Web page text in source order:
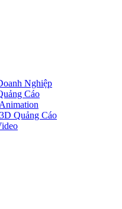
Nghiệp
Cáo
Quảng Cáo